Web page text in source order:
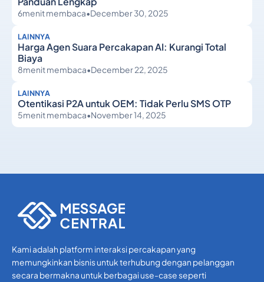
6menit membaca•December 30, 2025
LAINNYA
Harga Agen Suara Percakapan AI: Kurangi Total
Biaya
8menit membaca•December 22, 2025
LAINNYA
Otentikasi P2A untuk OEM: Tidak Perlu SMS OTP
5menit membaca•November 14, 2025
Kami adalah platform interaksi percakapan yang
memungkinkan bisnis untuk terhubung dengan pelanggan
secara bermakna untuk berbagai use-case seperti